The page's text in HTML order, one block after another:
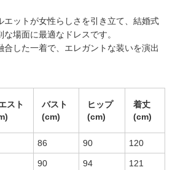
エットが女性らしさを引き立て、結婚式
場面に最適なドレスです。
合した一着で、エレガントな装いを演出
スト
バスト
(cm)
ヒップ
(cm)
着丈
(cm)
86 90 120
90 94 121